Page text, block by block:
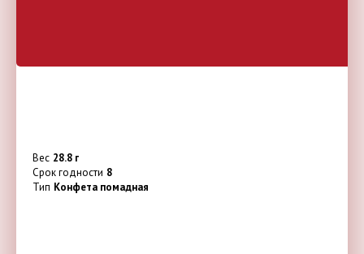
Вес 28.8 г
Срок годности 8
Тип Конфета помадная